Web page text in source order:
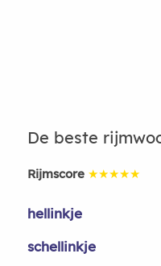
De beste
Rijmscore ★★★★★
hellinkje
schellinkje